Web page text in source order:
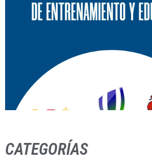
CATEGORÍAS